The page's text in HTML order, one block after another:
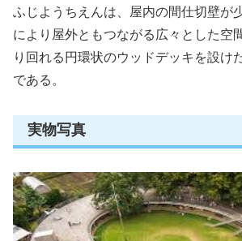
ふじようちえんは、屋内の間仕切壁が
により屋外ともつながる広々とした空
り回れる円環状のウッドデッキを設け
である。
実物写真